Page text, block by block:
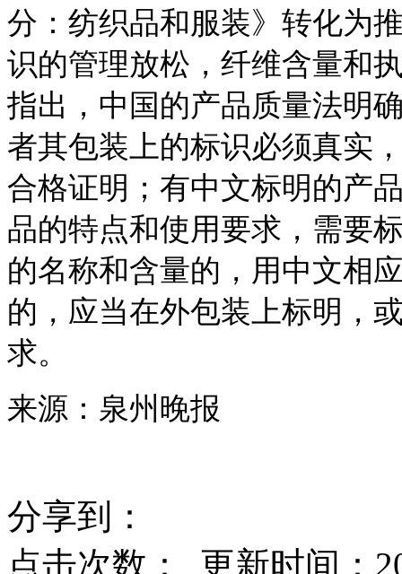
分：纺织品和服装》转化为
识的管理放松，纤维含量和
指出，中国的产品质量法明
者其包装上的标识必须真实
合格证明；有中文标明的产
品的特点和使用要求，需要
的名称和含量的，用中文相
的，应当在外包装上标明，
求。
来源：泉州晚报
分享到：
点击次数：
更新时间：